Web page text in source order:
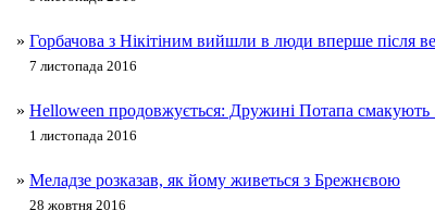
» Горбачова з Нікітіним вийшли в люди вперше після
7 листопада 2016
» Helloween продовжується: Дружині Потапа
1 листопада 2016
» Меладзе розказав, як йому живеться з Брежнєвою
28 жовтня 2016